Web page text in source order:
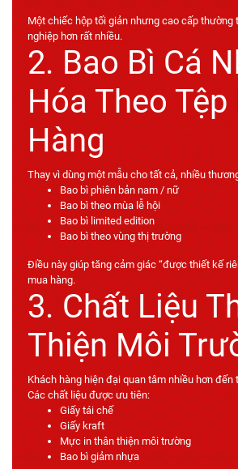
Một chiếc hộp tối giản nhưng cao cấp thường
nghiệp hơn rất nhiều.
2. Bao Bì Cá
Hóa Theo Tệp
Hàng
Thay vì dùng một mẫu cho tất cả, nhiều
Bao bì phiên bản nam / nữ
Bao bì theo mùa lễ hội
Bao bì limited edition
Bao bì theo vùng thị trường
Điều này giúp tăng cảm giác “được thiết kế
mua hàng.
3. Chất Liệu
Thiện Môi
Khách hàng hiện đại quan tâm nhiều hơn đến
Các chất liệu được ưu tiên:
Giấy tái chế
Giấy kraft
Mực in thân thiện môi trường
Bao bì giảm nhựa